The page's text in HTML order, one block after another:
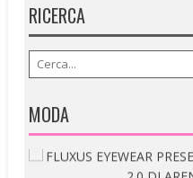
RICERCA
MODA